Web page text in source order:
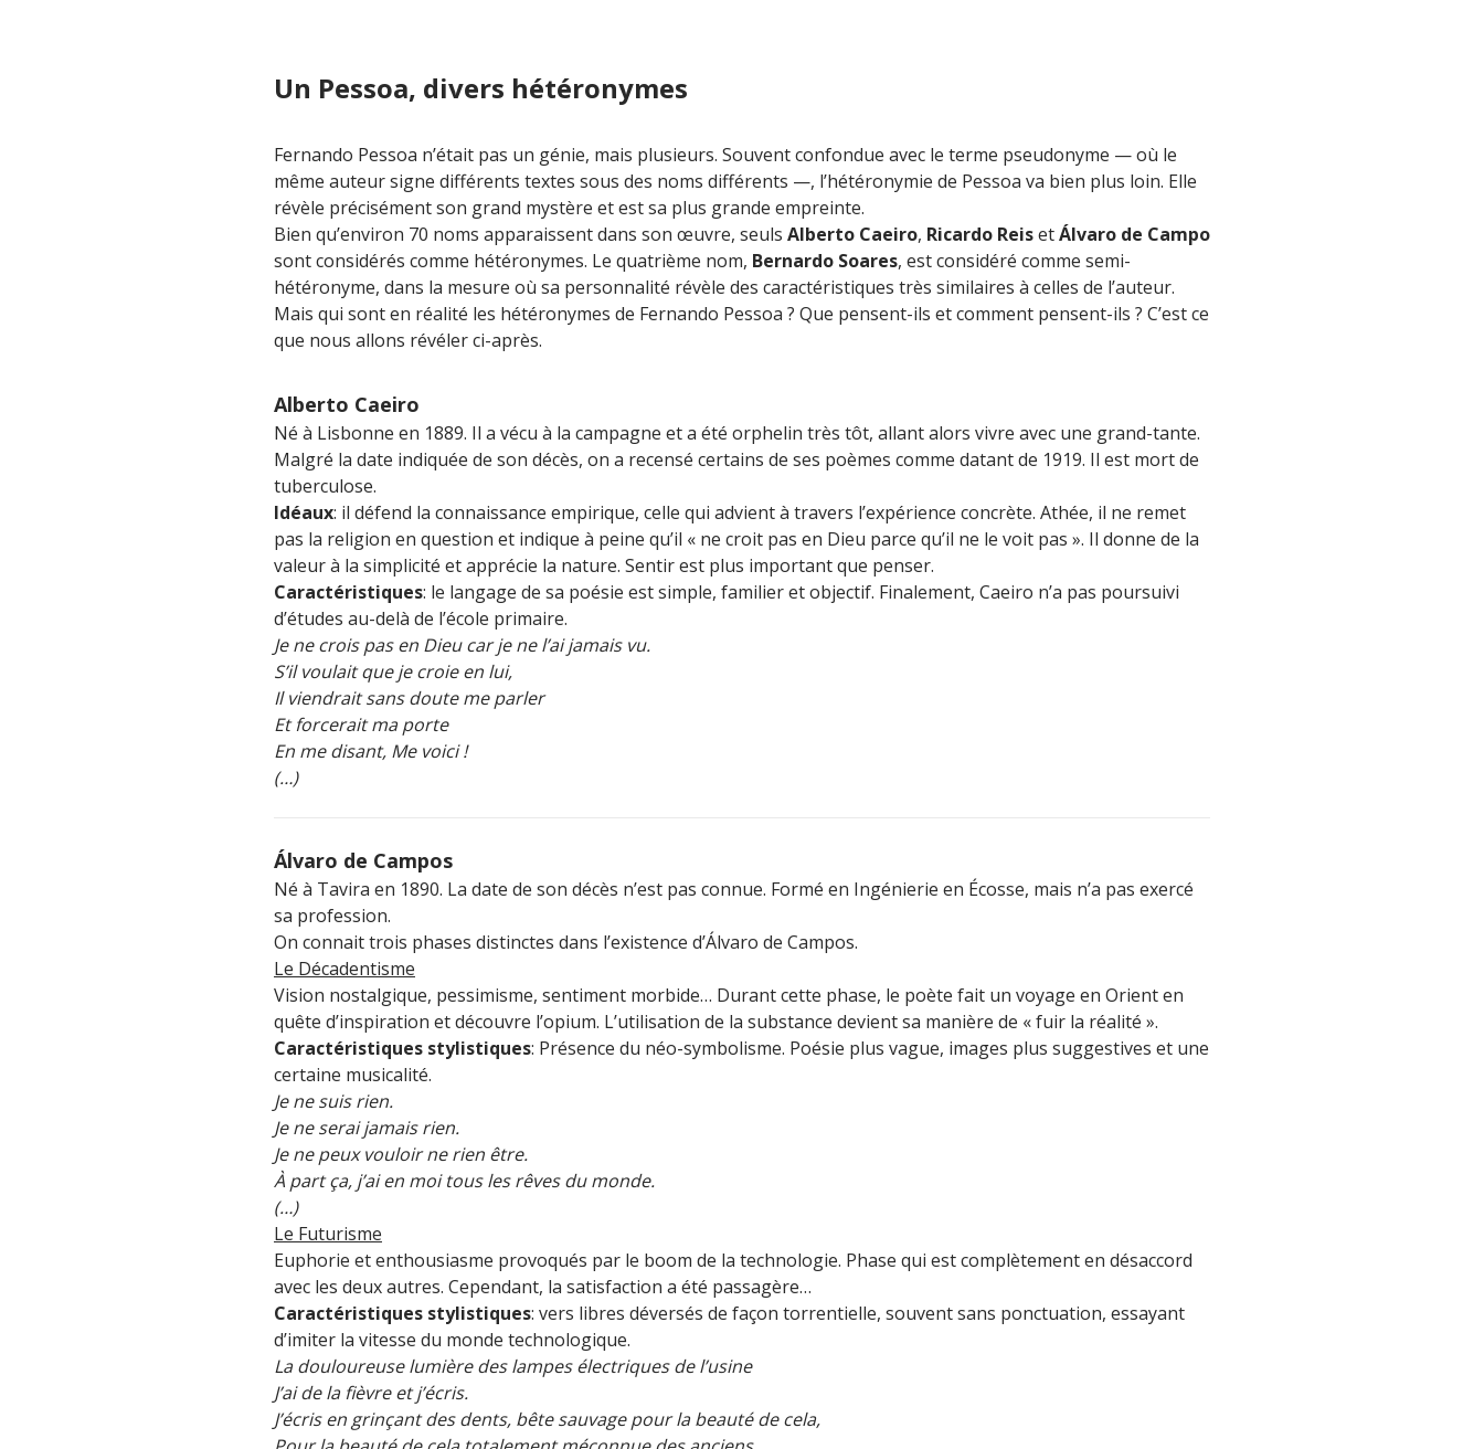
Un Pessoa, divers hétéronymes
Fernando Pessoa n’était pas un génie, mais plusieurs. Souvent confondue avec le terme pseudonyme — où le
même auteur signe différents textes sous des noms différents —, l’hétéronymie de Pessoa va bien plus loin. Elle
révèle précisément son grand mystère et est sa plus grande empreinte.
Bien qu’environ 70 noms apparaissent dans son œuvre, seuls Alberto Caeiro, Ricardo ReisetÁlvaro de Campo
sont considérés comme hétéronymes. Le quatrième nom, Bernardo Soares, est considéré comme semi-
hétéronyme, dans la mesure où sa personnalité révèle des caractéristiques très similaires à celles de l’auteur.
Mais qui sont en réalité les hétéronymes de Fernando Pessoa ? Que pensent-ils et comment pensent-ils ? C’est ce
que nous allons révéler ci-après.
Alberto Caeiro
Né à Lisbonne en 1889. Il a vécu à la campagne et a été orphelin très tôt, allant alors vivre avec une grand-tante.
Malgré la date indiquée de son décès, on a recensé certains de ses poèmes comme datant de 1919. Il est mort de
tuberculose.
Idéaux: il défend la connaissance empirique, celle qui advient à travers l’expérience concrète. Athée, il ne remet
pas la religion en question et indique à peine qu’il « ne croit pas en Dieu parce qu’il ne le voit pas ». Il donne de la
valeur à la simplicité et apprécie la nature. Sentir est plus important que penser.
Caractéristiques: le langage de sa poésie est simple, familier et objectif. Finalement, Caeiro n’a pas poursuivi
d’études au-delà de l’école primaire.
Je ne crois pas en Dieu car je ne l’ai jamais vu.
S’il voulait que je croie en lui,
Il viendrait sans doute me parler
Et forcerait ma porte
En me disant, Me voici !
(…)
Álvaro de Campos
Né à Tavira en 1890. La date de son décès n’est pas connue. Formé en Ingénierie en Écosse, mais n’a pas exercé
sa profession.
On connait trois phases distinctes dans l’existence d’Álvaro de Campos.
Le Décadentisme
Vision nostalgique, pessimisme, sentiment morbide… Durant cette phase, le poète fait un voyage en Orient en
quête d’inspiration et découvre l’opium. L’utilisation de la substance devient sa manière de « fuir la réalité ».
Caractéristiques stylistiques: Présence du néo-symbolisme. Poésie plus vague, images plus suggestives et une
certaine musicalité.
Je ne suis rien.
Je ne serai jamais rien.
Je ne peux vouloir ne rien être.
À part ça, j’ai en moi tous les rêves du monde.
(…)
Le Futurisme
Euphorie et enthousiasme provoqués par le boom de la technologie. Phase qui est complètement en désaccord
avec les deux autres. Cependant, la satisfaction a été passagère…
Caractéristiques stylistiques: vers libres déversés de façon torrentielle, souvent sans ponctuation, essayant
d’imiter la vitesse du monde technologique.
La douloureuse lumière des lampes électriques de l’usine
J’ai de la fièvre et j’écris.
J’écris en grinçant des dents, bête sauvage pour la beauté de cela,